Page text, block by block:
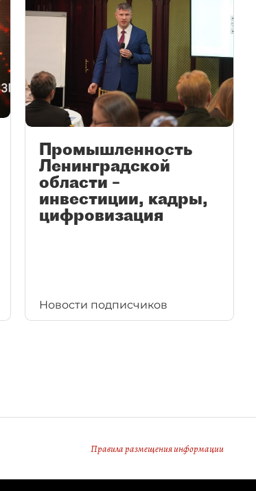
Промышленность
Ленинградской
области –
инвестиции, кадры,
цифровизация
Новости подписчиков
Правила размещения информации